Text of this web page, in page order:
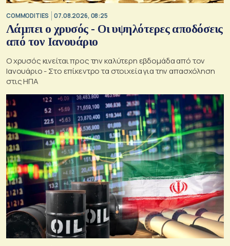
COMMODITIES 07.08.2026, 08:25
Λάμπει ο χρυσός - Οι υψηλότερες αποδόσεις
από τον Ιανουάριο
Ο χρυσός κινείται προς την καλύτερη εβδομάδα από τον
Ιανουάριο - Στο επίκεντρο τα στοιχεία για την απασχόληση
στις ΗΠΑ